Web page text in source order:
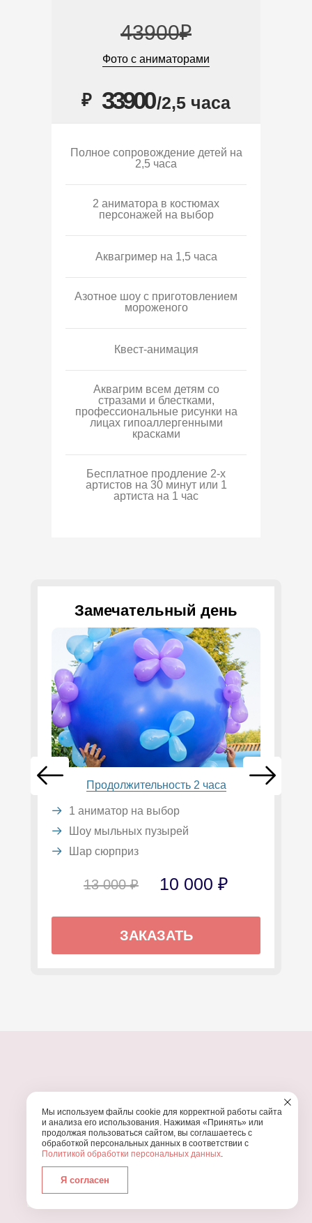
43900₽
Фото с аниматорами
₽ 33900/2,5 часа
Полное сопровождение детей на
2,5 часа
2 аниматора в костюмах
персонажей на выбор
Аквагример на 1,5 часа
Азотное шоу с приготовлением
мороженого
Квест-анимация
Аквагрим всем детям со
стразами и блестками,
профессиональные рисунки на
лицах гипоаллергенными
красками
Бесплатное продление 2-х
артистов на 30 минут или 1
артиста на 1 час
Замечательный день
Продолжительность 2 часа
1 аниматор на выбор
Шоу мыльных пузырей
Шар сюрприз
13 000 ₽ 10 000 ₽
ЗАКАЗАТЬ
УЗНАЙТЕ, ПОЧЕМУ ПРОВЕДЕНИЕВАШЕГО
ПРАЗДНИКА СТОИТ ДОВЕРИТЬ НАМ
Работаем с 2016 года
Мы используем файлы cookie для корректной работы сайта
и анализа его использования. Нажимая «Принять» или
продолжая пользоваться сайтом, вы соглашаетесь с
обработкой персональных данных в соответствии с
Политикой обработки персональных данных.
Я согласен